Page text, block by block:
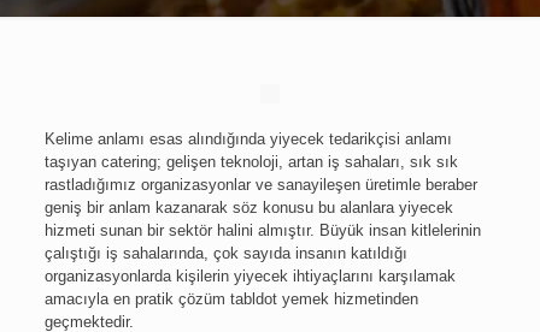
Kelime anlamı esas alındığında yiyecek tedarikçisi anlamı
taşıyan catering; gelişen teknoloji, artan iş sahaları, sık sık
rastladığımız organizasyonlar ve sanayileşen üretimle beraber
geniş bir anlam kazanarak söz konusu bu alanlara yiyecek
hizmeti sunan bir sektör halini almıştır. Büyük insan kitlelerinin
çalıştığı iş sahalarında, çok sayıda insanın katıldığı
organizasyonlarda kişilerin yiyecek ihtiyaçlarını karşılamak
amacıyla en pratik çözüm tabldot yemek hizmetinden
geçmektedir.